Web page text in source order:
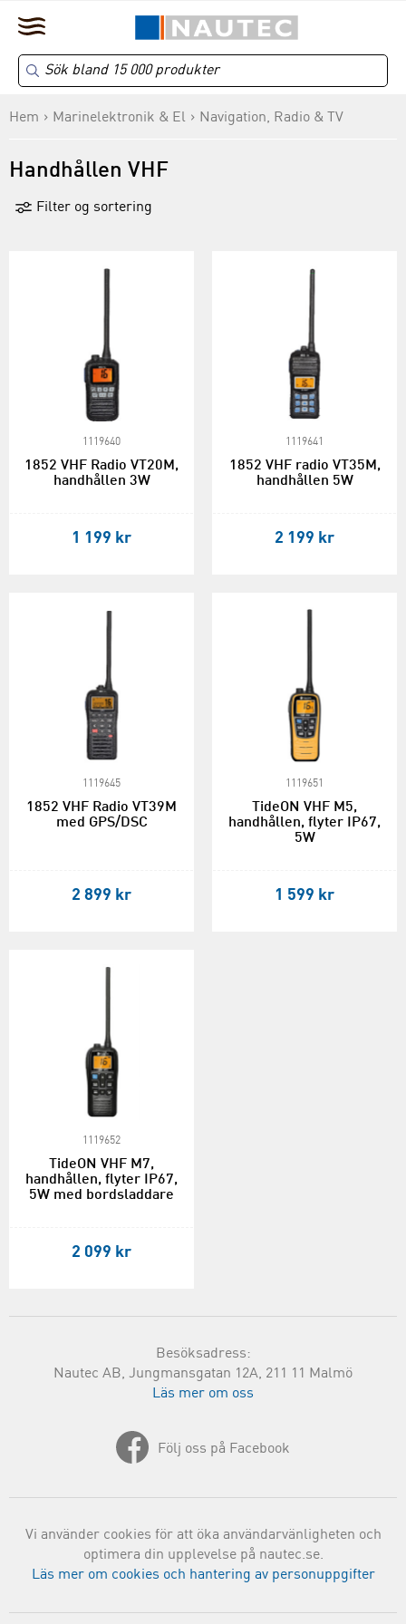
Hem Marinelektronik & El Navigation, Radio & TV
Handhållen VHF
Filter og sortering
1119640
1852 VHF Radio VT20M,
handhållen 3W
1 199 kr
1119641
1852 VHF radio VT35M,
handhållen 5W
2 199 kr
1119645
1852 VHF Radio VT39M
med GPS/DSC
2 899 kr
1119651
TideON VHF M5,
handhållen, flyter IP67,
5W
1 599 kr
1119652
TideON VHF M7,
handhållen, flyter IP67,
5W med bordsladdare
2 099 kr
Besöksadress:
Nautec AB, Jungmansgatan 12A, 211 11 Malmö
Läs mer om oss
Följ oss på Facebook
Vi använder cookies för att öka användarvänligheten och
optimera din upplevelse på nautec.se.
Läs mer om cookies och hantering av personuppgifter